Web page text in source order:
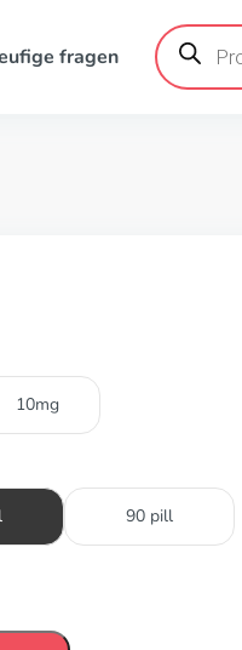
fragen
Products
search
10mg
90 pill